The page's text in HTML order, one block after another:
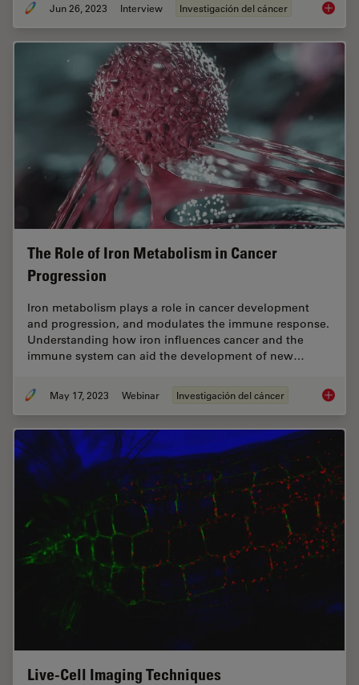
Jun 26, 2023 Interview Investigación del cáncer
The Role of Iron Metabolism in Cancer
Progression
Iron metabolism plays a role in cancer development
and progression, and modulates the immune response.
Understanding how iron influences cancer and the
immune system can aid the development of new…
May 17, 2023 Webinar Investigación del cáncer The
Live-Cell Imaging Techniques